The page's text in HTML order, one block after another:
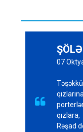

07
qızlara,
Rəşad